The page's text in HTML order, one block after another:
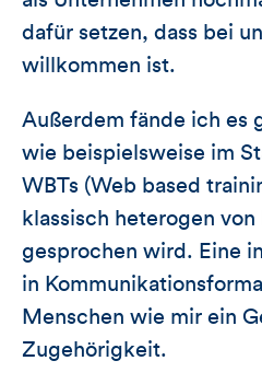
dafür setzen, dass bei
willkommen ist.
Außerdem fände ich es
wie beispielsweise im
WBTs (Web based
klassisch heterogen
gesprochen wird. Eine
in
Menschen wie mir ein
Zugehörigkeit.